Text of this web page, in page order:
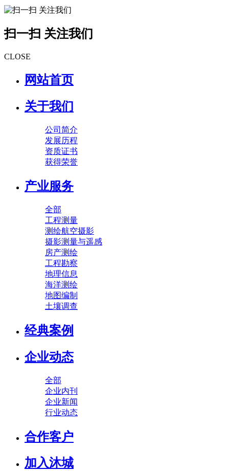
扫一扫 关注我们
CLOSE
网站首页
关于我们
公司简介
发展历程
资质证书
获得荣誉
产业服务
全部
工程测量
测绘航空摄影
摄影测量与遥感
房产测绘
工程勘察
地理信息
海洋测绘
地图编制
土壤调查
经典案例
企业动态
全部
企业内刊
企业新闻
行业动态
合作客户
加入沐城